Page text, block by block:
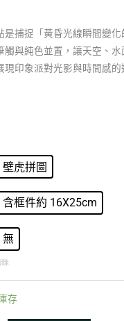
是捕捉「黃昏光線瞬間變化
觸與純色並置，讓天空、水
現印象派對光影與時間感的
壁虎拼圖
含框件約 16X25cm
無
除
存